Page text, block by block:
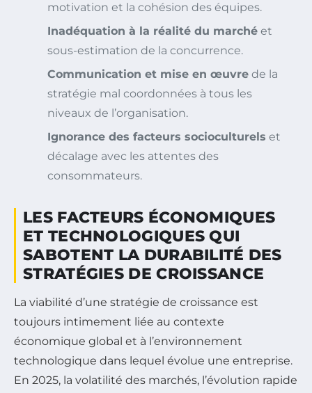
motivation et la cohésion des équipes.
Inadéquation à la réalité du marché et
sous-estimation de la concurrence.
Communication et mise en œuvre de la
stratégie mal coordonnées à tous les
niveaux de l’organisation.
Ignorance des facteurs socioculturels et
décalage avec les attentes des
consommateurs.
LES FACTEURS ÉCONOMIQUES
ET TECHNOLOGIQUES QUI
SABOTENT LA DURABILITÉ DES
STRATÉGIES DE CROISSANCE
La viabilité d’une stratégie de croissance est
toujours intimement liée au contexte
économique global et à l’environnement
technologique dans lequel évolue une entreprise.
En 2025, la volatilité des marchés, l’évolution rapide